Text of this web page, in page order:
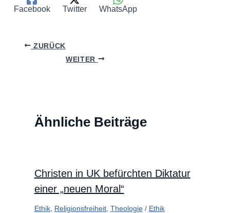
Facebook Twitter WhatsApp
ZURÜCK
WEITER
Ähnliche Beiträge
Christen in UK befürchten Diktatur
einer „neuen Moral“
Ethik, Religionsfreiheit, Theologie/ Ethik